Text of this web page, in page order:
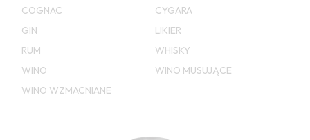
COGNAC
CYGARA
GIN
LIKIER
RUM
WHISKY
WINO
WINO MUSUJĄCE
WINO WZMACNIANE